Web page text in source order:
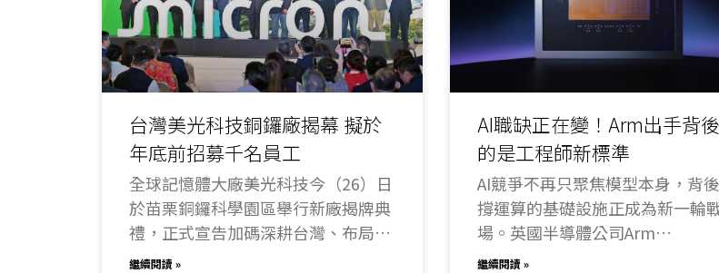
台灣美光科技銅鑼廠揭幕 擬於
年底前招募千名員工
全球記憶體大廠美光科技今（26）日
於苗栗銅鑼科學園區舉行新廠揭牌典
禮，正式宣告加碼深耕台灣、布局先
進記憶體製程。苗栗縣政府表示，此
繼續閱讀 »
AI職缺正在變！Arm出手背
的是工程師新標準
AI競爭不再只聚焦模型本身，背
撐運算的基礎設施正成為新一輪
場。英國半導體公司Arm
Holdings（安謀）宣布推出首款自
繼續閱讀 »